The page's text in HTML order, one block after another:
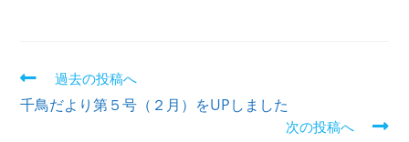
過去の投稿へ
千鳥だより第５号（２月）をUPしました
次の投稿へ